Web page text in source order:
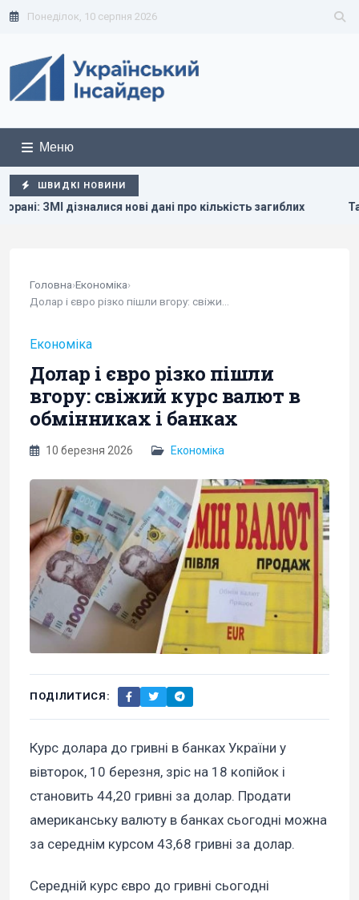
Понеділок, 10 серпня 2026
Меню
ШВИДКІ НОВИНИ
нові дані про кількість загиблих Тайвань показав
Головна›Економіка›
Економіка
Долар і євро різко пішли
вгору: свіжий курс валют в
обмінниках і банках
10 березня 2026 Економіка
ПОДІЛИТИСЯ:
Курс долара до гривні в банках України у
вівторок, 10 березня, зріс на 18 копійок і
становить 44,20 гривні за долар. Продати
американську валюту в банках сьогодні можна
за середнім курсом 43,68 гривні за долар.
Середній курс євро до гривні сьогодні